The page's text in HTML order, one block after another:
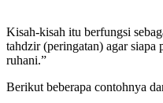
Kisah-kisah itu berfungsi
tahdzir (peringatan) agar siapa
ruhani.”
Berikut beberapa contohnya